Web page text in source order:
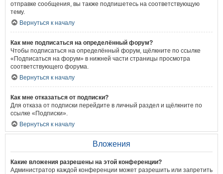
отправке сообщения, вы также подпишетесь на соответствующую
тему.
Вернуться к началу
Как мне подписаться на определённый форум?
Чтобы подписаться на определённый форум, щёлкните по ссылке
«Подписаться на форум» в нижней части страницы просмотра
соответствующего форума.
Вернуться к началу
Как мне отказаться от подписки?
Для отказа от подписки перейдите в личный раздел и щёлкните по
ссылке «Подписки».
Вернуться к началу
Вложения
Какие вложения разрешены на этой конференции?
Администратор каждой конференции может разрешить или запретить